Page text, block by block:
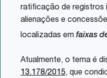
ratificação de registros
alienações e
localizadas em faixas
Atualmente, o tema é
13.178/2015, que